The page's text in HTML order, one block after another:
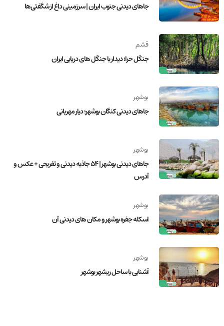
جاهای دیدنی جنوب ایران | سرزمینی داغ از شگفتی‌ها
قشم
جنگل حرا؛ دیدار با جنگل ‌های دریایی ایران
بوشهر
جاهای دیدنی کنگان بوشهر؛ دیار مهربانی
بوشهر
جاهای دیدنی بوشهر | 54 جاذبه دیدنی و تفریحی + عکس و
آدرس
بوشهر
اسکله جفره بوشهر و مکان های دیدنی آن
بوشهر
آشنایی با ساحل ریشهر بوشهر